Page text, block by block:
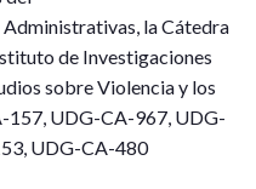
la Cátedra
de Investigaciones
sobre Violencia y los
157, UDG-CA-967, UDG-
UDG-CA-480